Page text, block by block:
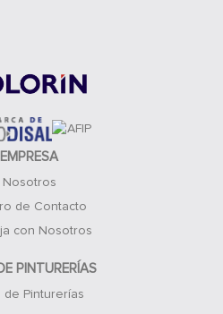
EMPRESA
Nosotros
de Contacto
con Nosotros
PINTURERÍAS
de Pinturerías